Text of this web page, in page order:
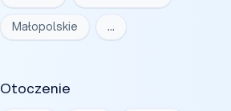
Małopolskie …
Otoczenie